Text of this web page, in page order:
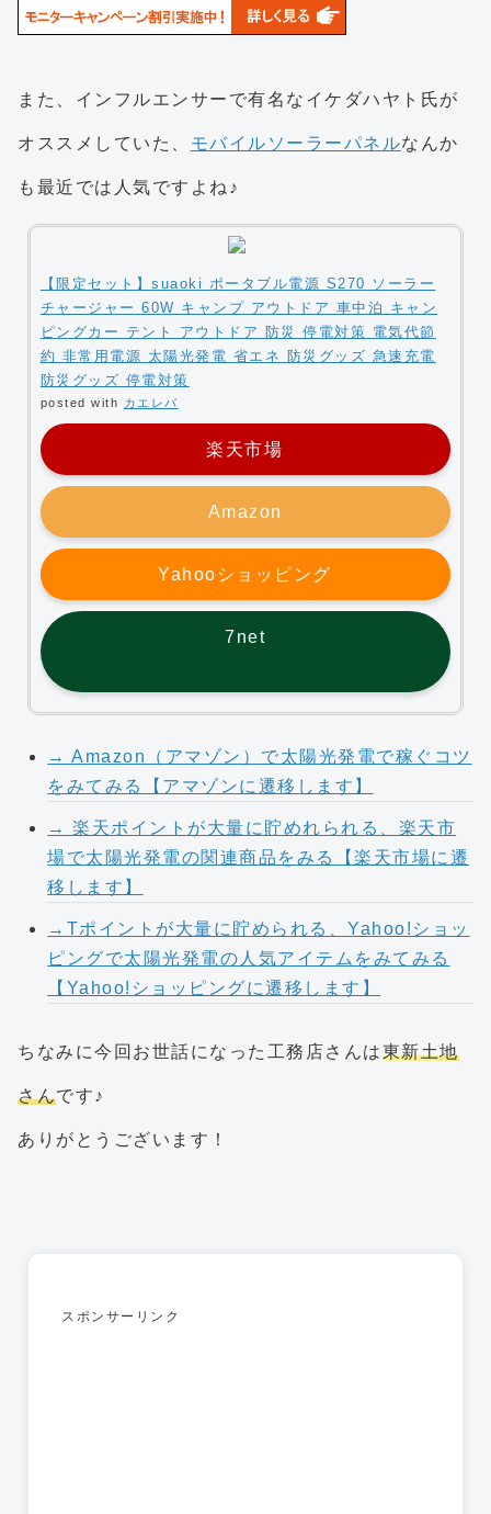
また、インフルエンサーで有名なイケダハヤト氏が
オススメしていた、 モバイルソーラーパネルなんか
も最近では人気ですよね♪
【限定セット】suaoki ポータブル電源 S270 ソーラー
チャージャー 60W キャンプ アウトドア 車中泊 キャン
ピングカー テント アウトドア 防災 停電対策 電気代節
約 非常用電源 太陽光発電 省エネ 防災グッズ 急速充電
防災グッズ 停電対策
posted with カエレバ
楽天市場
Amazon
Yahooショッピング
7net
→ Amazon（アマゾン）で太陽光発電で稼ぐコツ
をみてみる【アマゾンに遷移します】
→ 楽天ポイントが大量に貯めれられる、楽天市
場で太陽光発電の関連商品をみる【楽天市場に遷
移します】
→Tポイントが大量に貯められる、Yahoo!ショッ
ピングで太陽光発電の人気アイテムをみてみる
【Yahoo!ショッピングに遷移します】
ちなみに今回お世話になった工務店さんは東新土地
さんです♪
ありがとうございます！
スポンサーリンク